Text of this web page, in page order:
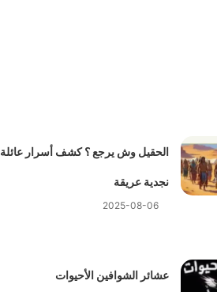
الحقيل وش يرجع ؟ كشف أسرار عائلة
نجدية عريقة
2025-08-06
عشائر الشوافين الأحيوات